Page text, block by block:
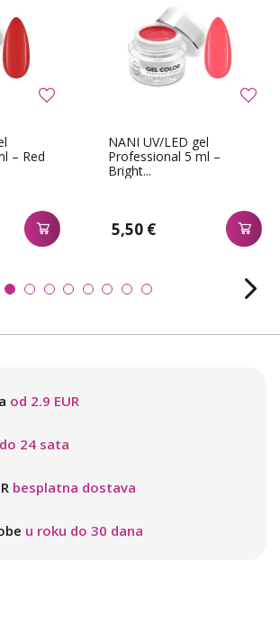
– Red
NANI UV/LED gel
Professional 5 ml –
Bright...
5,50 €
od 2.9 EUR
do 24 sata
besplatna dostava
u roku do 30 dana